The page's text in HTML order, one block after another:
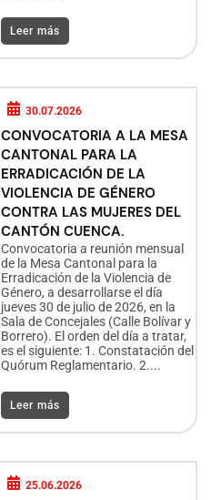
Leer más
30.07.2026
CONVOCATORIA A LA MESA
CANTONAL PARA LA
ERRADICACIÓN DE LA
VIOLENCIA DE GÉNERO
CONTRA LAS MUJERES DEL
CANTÓN CUENCA.
Convocatoria a reunión mensual
de la Mesa Cantonal para la
Erradicación de la Violencia de
Género, a desarrollarse el día
jueves 30 de julio de 2026, en la
Sala de Concejales (Calle Bolívar y
Borrero). El orden del día a tratar,
es el siguiente: 1. Constatación del
Quórum Reglamentario. 2....
Leer más
25.06.2026